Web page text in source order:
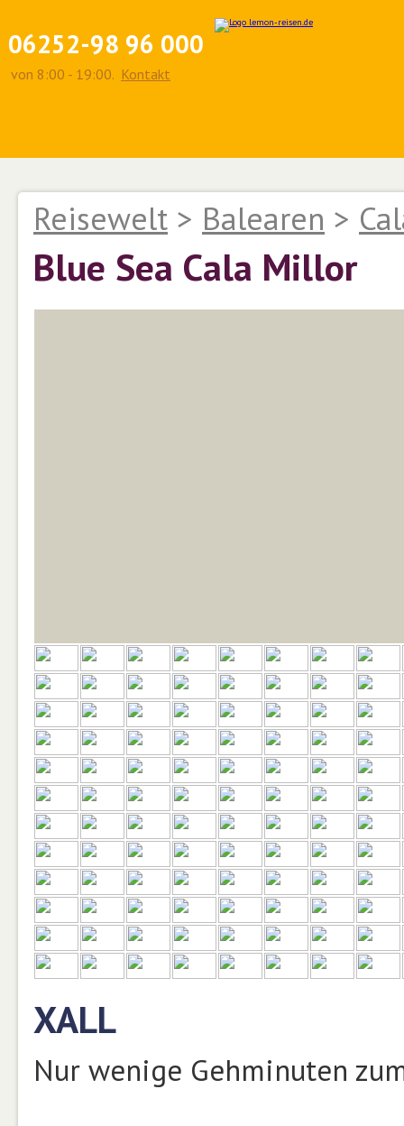
06252-98 96 000
von 8:00 - 19:00. Kontakt
Reisewelt > Balearen >
Blue Sea Cala Millor
XALL
Nur wenige Gehminuten